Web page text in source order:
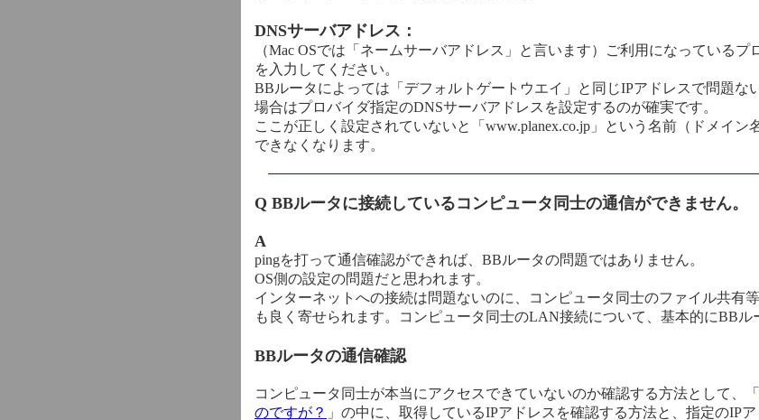
DNSサーバアドレス：
（Mac OSでは「ネームサーバアドレス」と言います）ご利用になっているプ
を入力してください。
BBルータによっては「デフォルトゲートウエイ」と同じIPアドレスで問題な
場合はプロバイダ指定のDNSサーバアドレスを設定するのが確実です。
ここが正しく設定されていないと「www.planex.co.jp」という名前（ドメイン
できなくなります。
Q BBルータに接続しているコンピュータ同士の通信ができません。
A
pingを打って通信確認ができれば、BBルータの問題ではありません。
OS側の設定の問題だと思われます。
インターネットへの接続は問題ないのに、コンピュータ同士のファイル共有
も良く寄せられます。コンピュータ同士のLAN接続について、基本的にBBル
BBルータの通信確認
コンピュータ同士が本当にアクセスできていないのか確認する方法として、「
のですが？ 」の中に、取得しているIPアドレスを確認する方法と、指定のIP